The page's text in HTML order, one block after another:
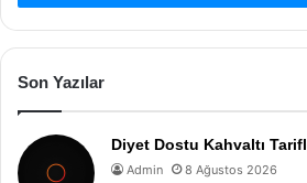
Son Yazılar
Diyet Dostu Kahvaltı
Admin 8 Ağustos 2026